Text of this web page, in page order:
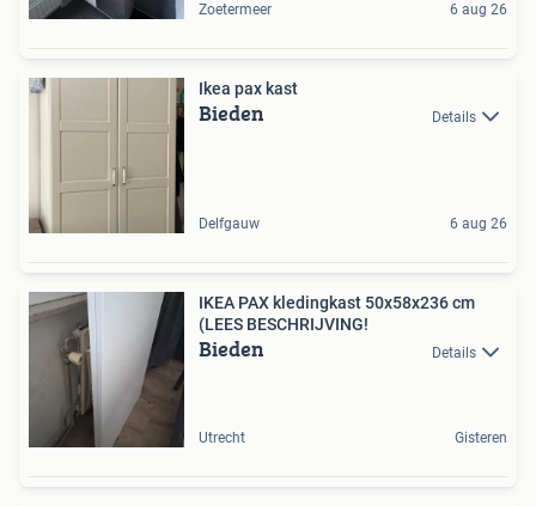
Zoetermeer 6 aug 26
Ikea pax kast
Bieden Details
Delfgauw 6 aug 26
IKEA PAX kledingkast 50x58x236 cm
(LEES BESCHRIJVING!
Bieden Details
Utrecht Gisteren